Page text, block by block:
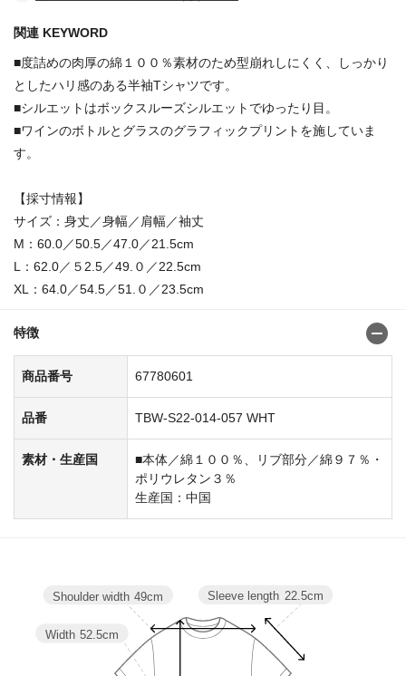
関連 KEYWORD
■度詰めの肉厚の綿１００％素材のため型崩れしにくく、しっかり
としたハリ感のある半袖Tシャツです。
■シルエットはボックスルーズシルエットでゆったり目。
■ワインのボトルとグラスのグラフィックプリントを施していま
す。
【採寸情報】
サイズ：身丈／身幅／肩幅／袖丈
M：60.0／50.5／47.0／21.5cm
L：62.0／５2.5／49.０／22.5cm
XL：64.0／54.5／51.０／23.5cm
特徴
商品番号 67780601
品番 TBW-S22-014-057 WHT
素材・生産国
■本体／綿１００％、リブ部分／綿９７％・
ポリウレタン３％
生産国：中国
Sleeve length 22.5cm
Width 52.5cm
Shoulder width 49cm